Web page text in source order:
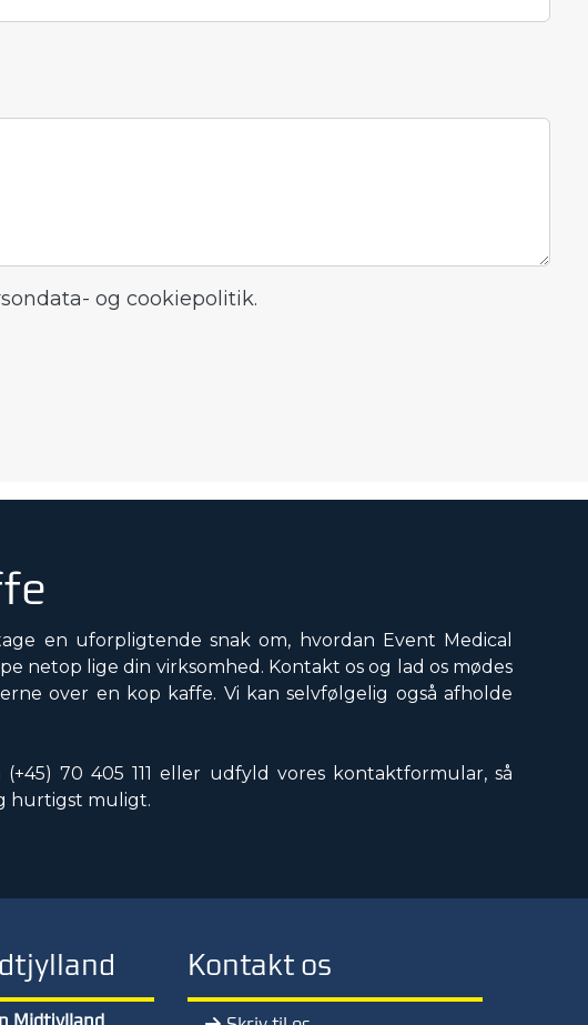
og cookiepolitik.
en uforpligtende snak om, hvordan Event Medical
netop lige din virksomhed. Kontakt os og lad os mødes
over en kop kaffe. Vi kan selvfølgelig også afholde
(+45) 70 405 111 eller udfyld vores kontaktformular, så
hurtigst muligt.
Midtjylland
Kontakt os